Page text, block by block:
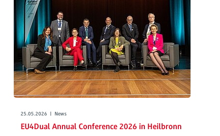
25.05.2026 | News
EU4Dual Annual Conference 2026 in Heilbronn